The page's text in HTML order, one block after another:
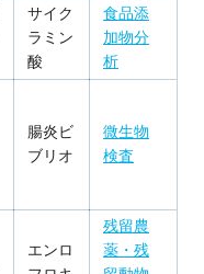
サイク
ラミン
酸
食品添
加物分
析
腸炎ビ
ブリオ
微生物
検査
エンロ
残留農
薬・残